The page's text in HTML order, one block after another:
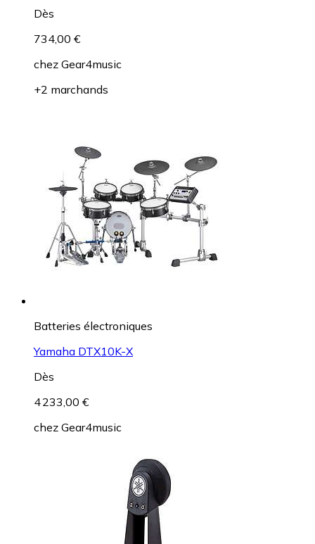
Dès
734,00 €
chez Gear4music
+2 marchands
Batteries électroniques
Yamaha DTX10K-X
Dès
4 233,00 €
chez Gear4music